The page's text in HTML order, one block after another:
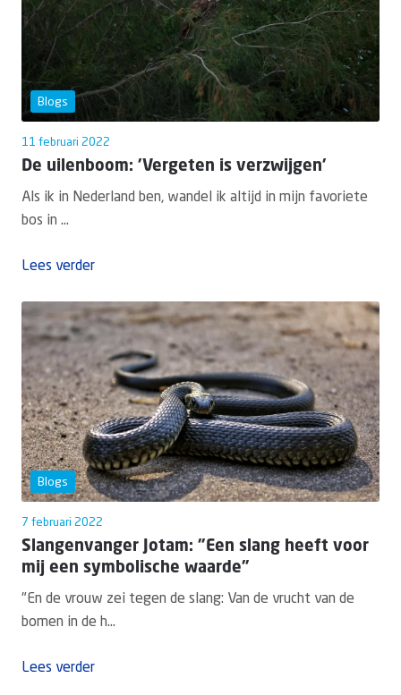
Blogs
11 februari 2022
De uilenboom: 'Vergeten is verzwijgen'
Als ik in Nederland ben, wandel ik altijd in mijn favoriete
bos in ...
Lees verder
Blogs
7 februari 2022
Slangenvanger Jotam: "Een slang heeft voor
mij een symbolische waarde"
"En de vrouw zei tegen de slang: Van de vrucht van de
bomen in de h...
Lees verder